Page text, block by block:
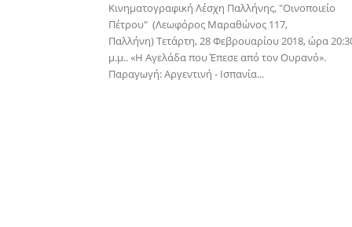
Κινηματογραφική Λέσχη Παλλήνης, "Οινοποιείο
Πέτρου" (Λεωφόρος Μαραθώνος 117,
Παλλήνη) Τετάρτη, 28 Φεβρουαρίου 2018, ώρα
μ.μ.. «Η Αγελάδα που Έπεσε από τον Ουρανό».
Παραγωγή: Αργεντινή - Ισπανία...